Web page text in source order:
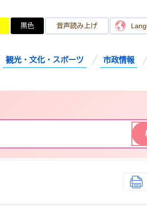
黒色 音声読み上げ
観光・文化・スポーツ 市政情報